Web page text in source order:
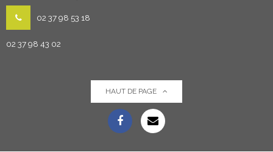
02 37 98 53 18
02 37 98 43 02
HAUT DE PAGE